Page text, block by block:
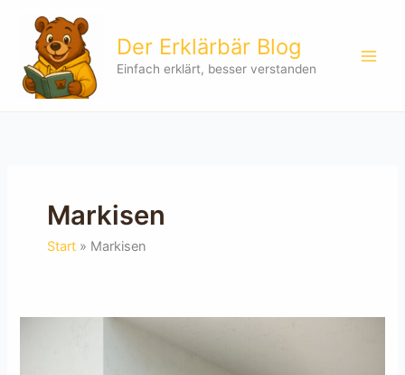
springen
Der Erklärbär Blog
Einfach erklärt, besser verstanden
Markisen
Start Markisen